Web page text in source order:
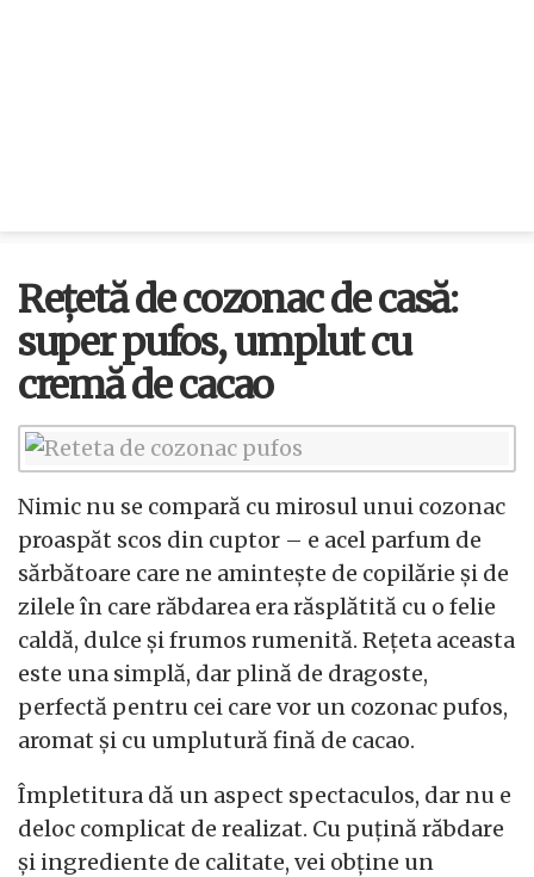
Rețetă de cozonac de casă:
super pufos, umplut cu
cremă de cacao
Nimic nu se compară cu mirosul unui cozonac
proaspăt scos din cuptor – e acel parfum de
sărbătoare care ne amintește de copilărie și de
zilele în care răbdarea era răsplătită cu o felie
caldă, dulce și frumos rumenită. Rețeta aceasta
este una simplă, dar plină de dragoste,
perfectă pentru cei care vor un cozonac pufos,
aromat și cu umplutură fină de cacao.
Împletitura dă un aspect spectaculos, dar nu e
deloc complicat de realizat. Cu puțină răbdare
și ingrediente de calitate, vei obține un